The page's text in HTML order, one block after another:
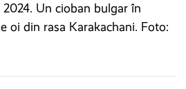
Un cioban bulgar în
oi din rasa Karakachani. Foto: